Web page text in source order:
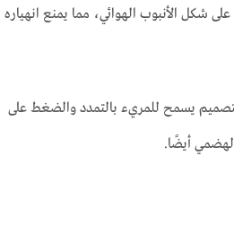
شكل الأنبوب الهوائي، مما يمنع انهياره
يسمح للمريء بالتمدد والضغط على
أيضًا.